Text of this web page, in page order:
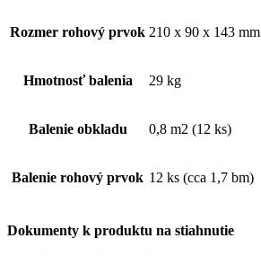
Rozmer rohový prvok 210 x 90 x 143 mm
Hmotnosť balenia 29 kg
Balenie obkladu 0,8 m2 (12 ks)
Balenie rohový prvok 12 ks (cca 1,7 bm)
Dokumenty k produktu na stiahnutie